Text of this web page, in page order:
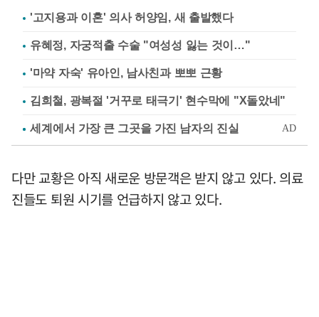
'고지용과 이혼' 의사 허양임, 새 출발했다
유혜정, 자궁적출 수술 "여성성 잃는 것이…"
'마약 자숙' 유아인, 남사친과 뽀뽀 근황
김희철, 광복절 '거꾸로 태극기' 현수막에 "X돌았네"
다만 교황은 아직 새로운 방문객은 받지 않고 있다. 의료
진들도 퇴원 시기를 언급하지 않고 있다.